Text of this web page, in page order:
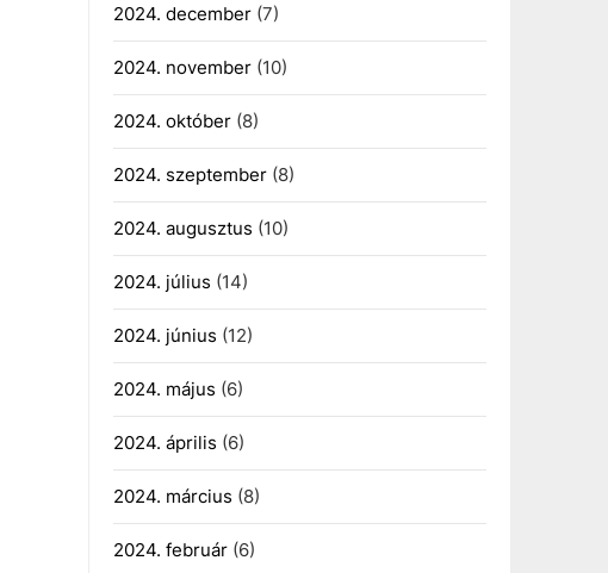
2024. december(7)
2024. november(10)
2024. október(8)
2024. szeptember(8)
2024. augusztus (10)
2024. július (14)
2024. június (12)
2024. május (6)
2024. április (6)
2024. március (8)
2024. február(6)